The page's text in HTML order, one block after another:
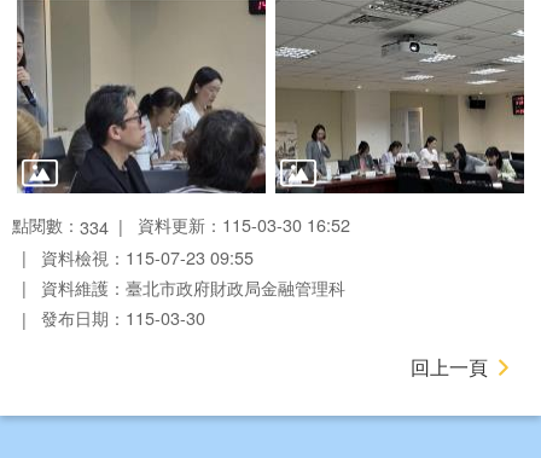
點閱數： 334
資料更新：115-03-30 16:52
資料檢視：115-07-23 09:55
資料維護：臺北市政府財政局金融管理科
發布日期：115-03-30
回上一頁